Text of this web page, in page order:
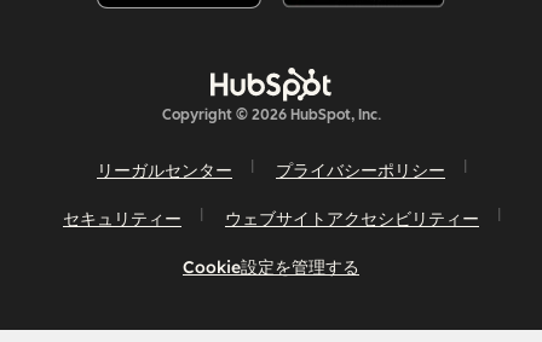
Copyright © 2026 HubSpot, Inc.
リーガルセンター プライバシーポリシー
セキュリティー ウェブサイトアクセシビリティー
Cookie設定を管理する